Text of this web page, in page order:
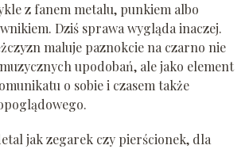
z fanem metalu, punkiem albo
Dziś sprawa wygląda inaczej.
maluje paznokcie na czarno nie
upodobań, ale jako element
o sobie i czasem także
jak zegarek czy pierścionek, dla